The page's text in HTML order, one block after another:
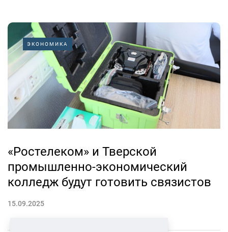
ЭКОНОМИКА
«Ростелеком» и Тверской
промышленно-экономический
колледж будут готовить связистов
15.09.2025